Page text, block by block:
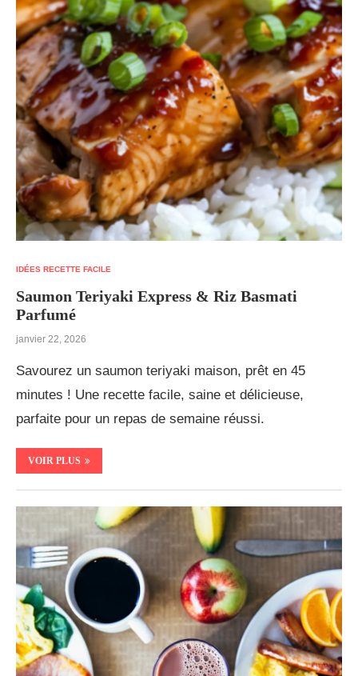
IDÉES RECETTE FACILE
Saumon Teriyaki Express & Riz Basmati
Parfumé
janvier 22, 2026
Savourez un saumon teriyaki maison, prêt en 45
minutes ! Une recette facile, saine et délicieuse,
parfaite pour un repas de semaine réussi.
VOIR PLUS